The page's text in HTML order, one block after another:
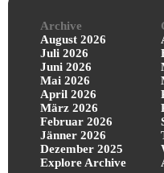
Archive
August 2026
Juli 2026
Juni 2026
Mai 2026
April 2026
März 2026
Februar 2026
Jänner 2026
Dezember 2025
Explore Archive